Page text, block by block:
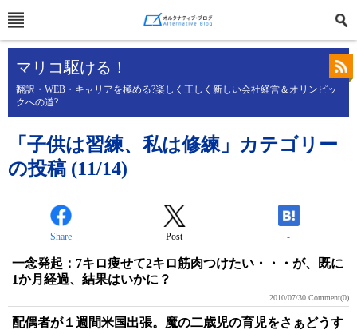
マリコ駆ける！
翻訳・WEB・キャリアを極める?楽しく正しく新しい会社経営＆オリンピッ
クへの道?
「子供は習練、私は修練」カテゴリー
の投稿 (11/14)
Share Post -
一念発起：7キロ痩せて2キロ筋肉つけたい・・・が、既に
1か月経過、結果はいかに？
2010/07/30 Comment(0)
配偶者が１週間米国出張。魔の二歳児の育児をさぁどうす